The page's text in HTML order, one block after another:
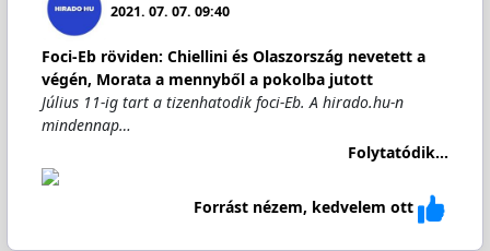
2021. 07. 07. 09:40
Foci-Eb röviden: Chiellini és Olaszország nevetett a
végén, Morata a mennyből a pokolba jutott
Július 11-ig tart a tizenhatodik foci-Eb. A hirado.hu-n
mindennap…
Folytatódik...
Forrást nézem, kedvelem ott